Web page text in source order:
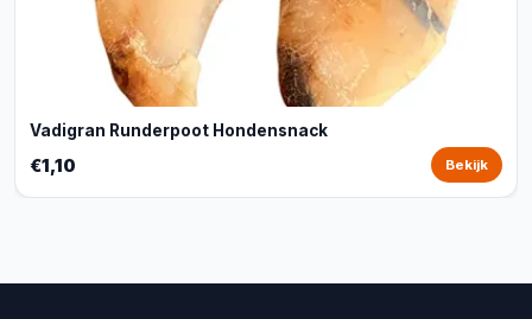
Vadigran Runderpoot Hondensnack
€1,10 Bekijk